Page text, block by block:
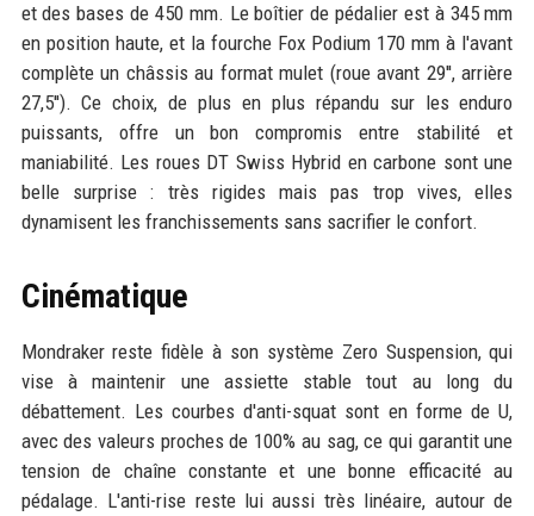
et des bases de 450 mm. Le boîtier de pédalier est à 345 mm
en position haute, et la fourche Fox Podium 170 mm à l'avant
complète un châssis au format mulet (roue avant 29'', arrière
27,5''). Ce choix, de plus en plus répandu sur les enduro
puissants, offre un bon compromis entre stabilité et
maniabilité. Les roues DT Swiss Hybrid en carbone sont une
belle surprise : très rigides mais pas trop vives, elles
dynamisent les franchissements sans sacrifier le confort.
Cinématique
Mondraker reste fidèle à son système Zero Suspension, qui
vise à maintenir une assiette stable tout au long du
débattement. Les courbes d'anti-squat sont en forme de U,
avec des valeurs proches de 100% au sag, ce qui garantit une
tension de chaîne constante et une bonne efficacité au
pédalage. L'anti-rise reste lui aussi très linéaire, autour de